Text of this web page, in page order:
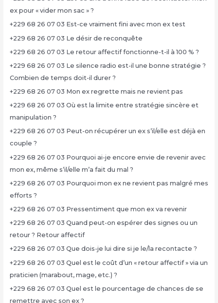
ex pour « vider mon sac » ?
+229 68 26 07 03 Est-ce vraiment fini avec mon ex test
+229 68 26 07 03 Le désir de reconquête
+229 68 26 07 03 Le retour affectif fonctionne-t-il à 100 % ?
+229 68 26 07 03 Le silence radio est-il une bonne stratégie ?
Combien de temps doit-il durer ?
+229 68 26 07 03 Mon ex regrette mais ne revient pas
+229 68 26 07 03 Où est la limite entre stratégie sincère et
manipulation ?
+229 68 26 07 03 Peut-on récupérer un ex s’il/elle est déjà en
couple ?
+229 68 26 07 03 Pourquoi ai-je encore envie de revenir avec
mon ex, même s’il/elle m’a fait du mal ?
+229 68 26 07 03 Pourquoi mon ex ne revient pas malgré mes
efforts ?
+229 68 26 07 03 Pressentiment que mon ex va revenir
+229 68 26 07 03 Quand peut-on espérer des signes ou un
retour ? Retour affectif
+229 68 26 07 03 Que dois-je lui dire si je le/la recontacte ?
+229 68 26 07 03 Quel est le coût d’un « retour affectif » via un
praticien (marabout, mage, etc.) ?
+229 68 26 07 03 Quel est le pourcentage de chances de se
remettre avec son ex ?